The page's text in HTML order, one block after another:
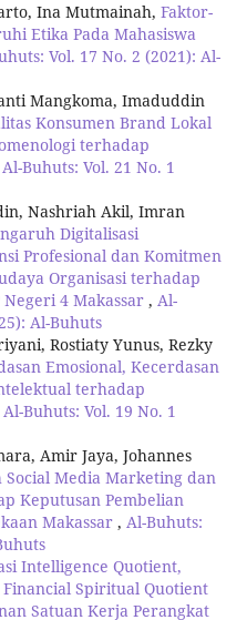
Ina Mutmainah, Faktor-
Etika Pada Mahasiswa
Vol. 17 No. 2 (2021): Al-
Mangkoma, Imaduddin
Konsumen Brand Lokal
terhadap
Al-Buhuts: Vol. 21 No. 1
Nashriah Akil, Imran
Digitalisasi
Profesional dan Komitmen
Organisasi terhadap
Negeri 4 Makassar , Al-
Al-Buhuts
Rostiaty Yunus, Rezky
Emosional, Kecerdasan
terhadap
Al-Buhuts: Vol. 19 No. 1
Amir Jaya, Johannes
Social Media Marketing dan
Keputusan Pembelian
Makassar , Al-Buhuts:
Intelligence Quotient,
Spiritual Quotient
Satuan Kerja Perangkat